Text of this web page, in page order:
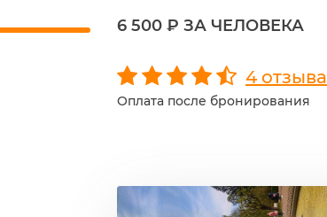
6 500 ₽ ЗА ЧЕЛОВЕКА
4 отзыва
Оплата после бронирования